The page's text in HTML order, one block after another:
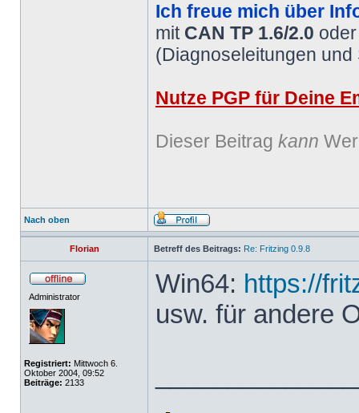
Ich freue mich über
mit CAN TP 1.6/2.0
(Diagnoseleitungen
Nutze PGP für Deine
Dieser Beitrag kann
Nach oben
Florian Betreff des Beitrags: Re: Fritzing 0.9.8
Administrator
Registriert: Mittwoch 6.
Oktober 2004, 09:52
Beiträge: 2133
Win64: https://
usw. für andere